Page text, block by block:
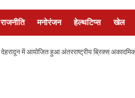
राजनीति मनोरंजन हेल्थटिप्स खेल
देहरादून में आयोजित हुआ अंतरराष्ट्रीय ब्रिक्स